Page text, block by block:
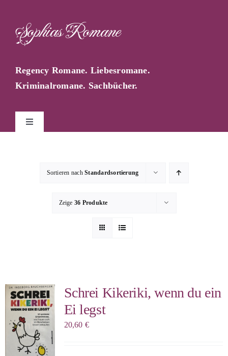
springenSophias Romane
Regency Romane. Liebesromane.
Kriminalromane. Sachbücher.
Toggle
Sophie Berg
Sophia Rauchberg
Dr. Rauchberger
Sortieren nachStandardsortierung
Zeige 36 Produkte
Schrei Kikeriki, wenn du ein
Ei legst
20,60 €